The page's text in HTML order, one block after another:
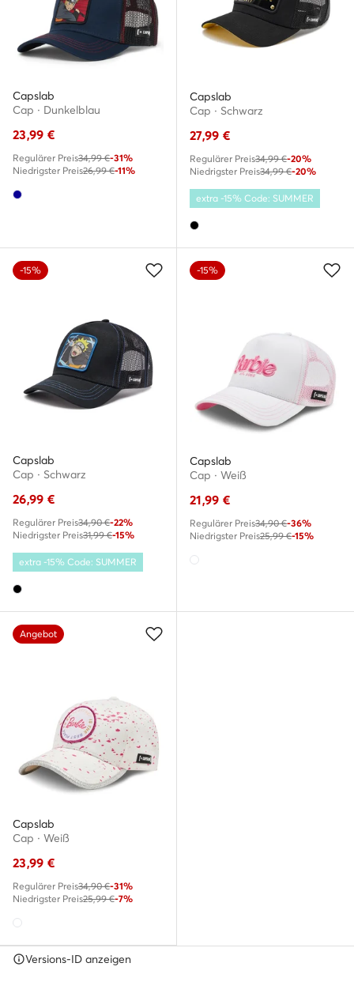
Capslab
Cap · Dunkelblau
23,99 €
Regulärer Preis34,99 €-31%
Niedrigster Preis26,99 €-11%
Capslab
Cap · Schwarz
27,99 €
Regulärer Preis34,99 €-20%
Niedrigster Preis34,99 €-20%
extra -15% Code: SUMMER
-15%
Capslab
Cap · Schwarz
26,99 €
Regulärer Preis34,90 €-22%
Niedrigster Preis31,99 €-15%
extra -15% Code: SUMMER
-15%
Capslab
Cap · Weiß
21,99 €
Regulärer Preis34,90 €-36%
Niedrigster Preis25,99 €-15%
Angebot
Capslab
Cap · Weiß
23,99 €
Regulärer Preis34,90 €-31%
Niedrigster Preis25,99 €-7%
Versions-ID anzeigen